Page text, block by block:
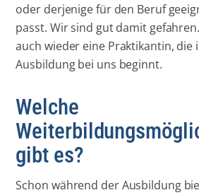
oder derjenige für den Beruf
passt. Wir sind gut damit
auch wieder eine Praktikantin, die
Ausbildung bei uns beginnt.
Welche
gibt es?
Schon während der Ausbildung